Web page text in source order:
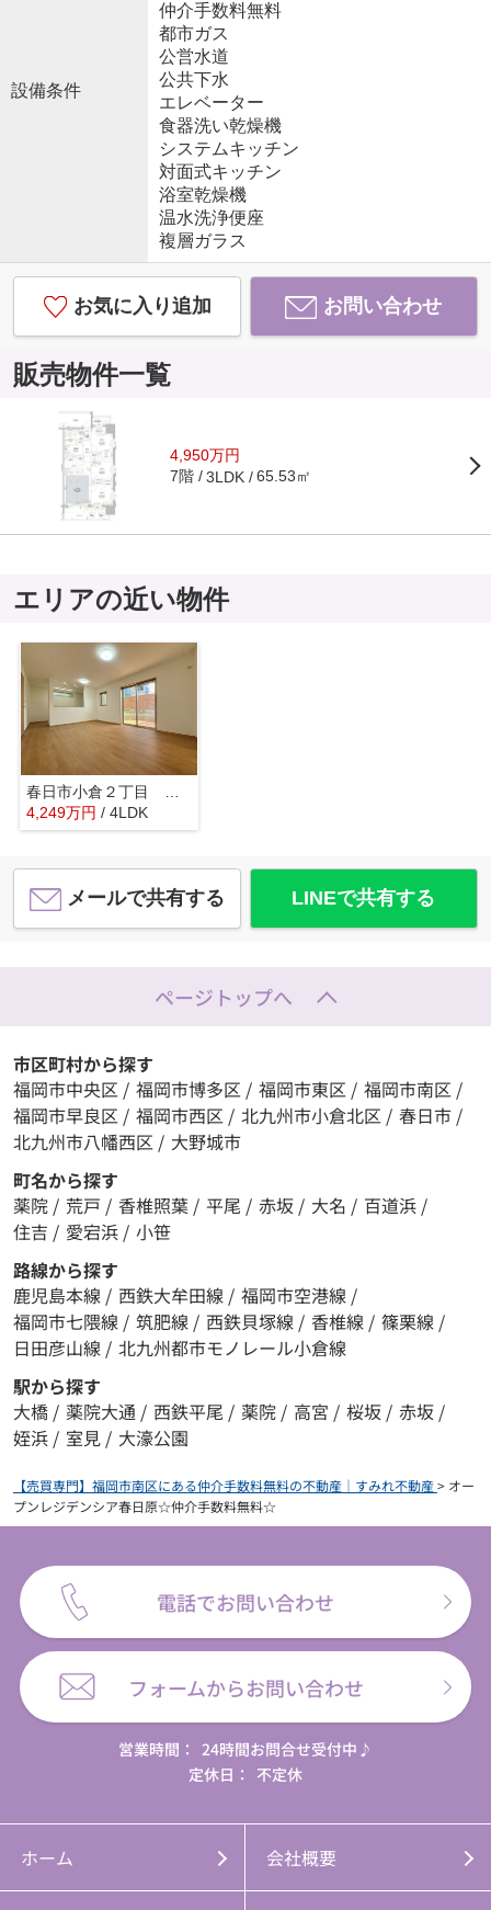
設備条件
仲介手数料無料
都市ガス
公営水道
公共下水
エレベーター
食器洗い乾燥機
システムキッチン
対面式キッチン
浴室乾燥機
温水洗浄便座
複層ガラス
お気に入り追加 お問い合わせ
販売物件一覧
4,950万円
7階 3LDK 65.53㎡
エリアの近い物件
4,249万円 / 4LDK
メールで共有する LINEで共有する
ページトップへ
市区町村から探す
福岡市中央区 / 福岡市博多区 / 福岡市東区 / 福岡市南区 /
福岡市早良区 / 福岡市西区 / 北九州市小倉北区 / 春日市 /
北九州市八幡西区 / 大野城市
町名から探す
薬院 / 荒戸 / 香椎照葉 / 平尾 / 赤坂 / 大名 / 百道浜 /
住吉 / 愛宕浜 / 小笹
路線から探す
鹿児島本線 / 西鉄大牟田線 / 福岡市空港線 /
福岡市七隈線 / 筑肥線 / 西鉄貝塚線 / 香椎線 / 篠栗線 /
日田彦山線 / 北九州都市モノレール小倉線
駅から探す
大橋 / 薬院大通 / 西鉄平尾 / 薬院 / 高宮 / 桜坂 / 赤坂 /
姪浜 / 室見 / 大濠公園
【売買専門】福岡市南区にある仲介手数料無料の不動産｜すみれ不動産> オー
プンレジデンシア春日原☆仲介手数料無料☆
電話でお問い合わせ
フォームからお問い合わせ
営業時間： 24時間お問合せ受付中♪
定休日：
不定休
ホーム 会社概要